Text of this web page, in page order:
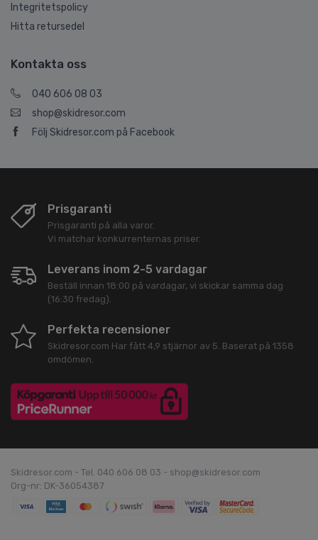
Integritetspolicy
Hitta retursedel
Kontakta oss
040 606 08 03
shop@skidresor.com
Följ Skidresor.com på Facebook
Prisgaranti
Prisgaranti på alla varor.
Vi matchar konkurrenternas priser.
Leverans inom 2-5 vardagar
Beställ innan 18:00 på vardagar, vi skickar samma dag
(16:30 fredag).
Perfekta recensioner
Skidresor.com Har fått 4,9 stjärnor av 5 . Baserat på 1358
omdömen.
Skidresor.com - Tel. 040 606 08 03 - shop@skidresor.com
Org-nr: DK-36054387